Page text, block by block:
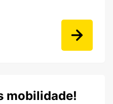
mobilidade!